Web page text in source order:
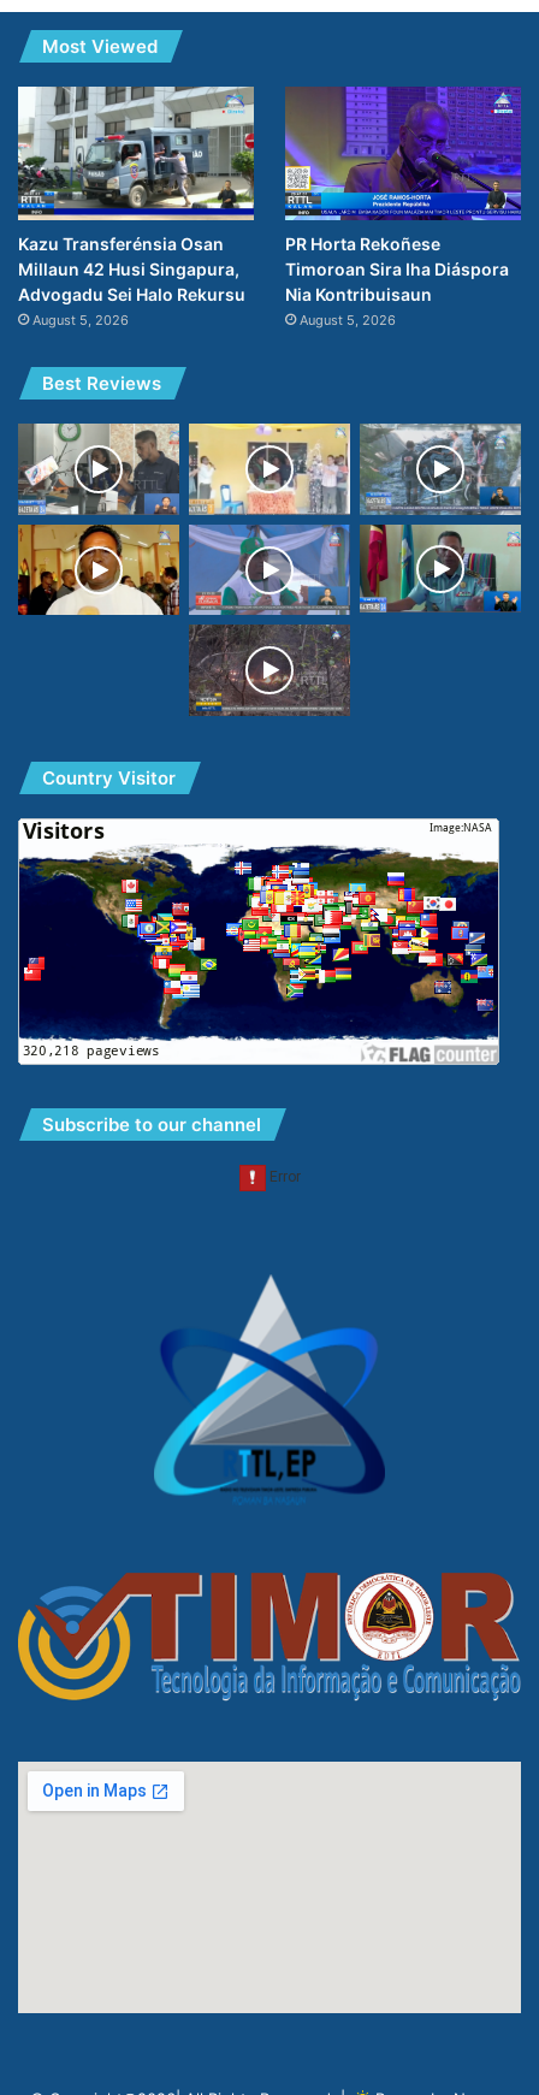
Most Viewed
Kazu Transferénsia Osan
Millaun 42 Husi Singapura,
Advogadu Sei Halo Rekursu
August 5, 2026
PR Horta Rekoñese
Timoroan Sira Iha Diáspora
Nia Kontribuisaun
August 5, 2026
Best Reviews
Country Visitor
Subscribe to our channel